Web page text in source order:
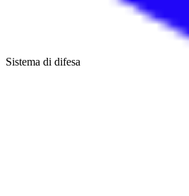
Sistema di difesa